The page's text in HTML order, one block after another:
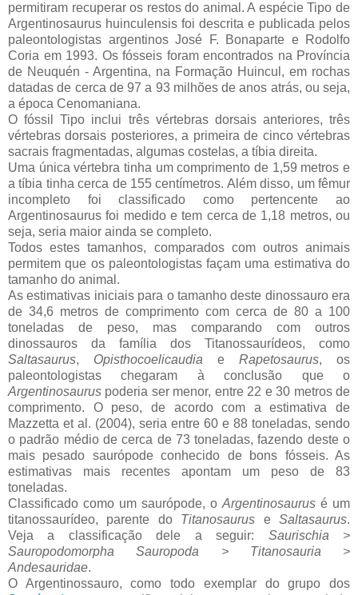
permitiram recuperar os restos do animal. A espécie Tipo de
Argentinosaurus huinculensis foi descrita e publicada pelos
paleontologistas argentinos José F. Bonaparte e Rodolfo
Coria em 1993. Os fósseis foram encontrados na Província
de Neuquén - Argentina, na Formação Huincul, em rochas
datadas de cerca de 97 a 93 milhões de anos atrás, ou seja,
a época Cenomaniana.
O fóssil Tipo inclui três vértebras dorsais anteriores, três
vértebras dorsais posteriores, a primeira de cinco vértebras
sacrais fragmentadas, algumas costelas, a tíbia direita.
Uma única vértebra tinha um comprimento de 1,59 metros e
a tíbia tinha cerca de 155 centímetros. Além disso, um fêmur
incompleto foi classificado como pertencente ao
Argentinosaurus foi medido e tem cerca de 1,18 metros, ou
seja, seria maior ainda se completo.
Todos estes tamanhos, comparados com outros animais
permitem que os paleontologistas façam uma estimativa do
tamanho do animal.
As estimativas iniciais para o tamanho deste dinossauro era
de 34,6 metros de comprimento com cerca de 80 a 100
toneladas de peso, mas comparando com outros
dinossauros da família dos Titanossaurídeos, como
Saltasaurus, Opisthocoelicaudia e Rapetosaurus, os
paleontologistas chegaram à conclusão que o
Argentinosaurus poderia ser menor, entre 22 e 30 metros de
comprimento. O peso, de acordo com a estimativa de
Mazzetta et al. (2004), seria entre 60 e 88 toneladas, sendo
o padrão médio de cerca de 73 toneladas, fazendo deste o
mais pesado saurópode conhecido de bons fósseis. As
estimativas mais recentes apontam um peso de 83
toneladas.
Classificado como um saurópode, o Argentinosaurus é um
titanossaurídeo, parente do Titanosaurus eSaltasaurus.
Veja a classificação dele a seguir: Saurischia >
Sauropodomorpha Sauropoda > Titanosauria >
Andesauridae.
O Argentinossauro, como todo exemplar do grupo dos